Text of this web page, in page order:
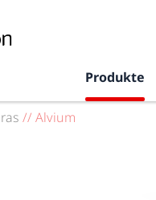
Produkte
// Alvium